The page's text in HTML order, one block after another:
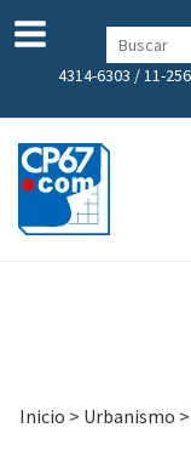
4314-6303 / 11-
Inicio > Urbanismo >